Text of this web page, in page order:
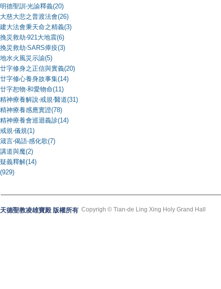
明德聖訓‧光諭釋義(20)
大慈大悲之普渡法會(26)
建大法會秉天命之精義(3)
挽災救劫‧921大地震(6)
挽災救劫‧SARS瘴疫(3)
地水火風災示諭(5)
廿字修身之正信與實義(20)
廿字修心養身故事集(14)
廿字恕物‧和愛物命(11)
精神療養解說‧戒規‧醫道(31)
精神療養感應實證(78)
精神療養會巡迴義診(14)
戒規‧儀規(1)
箴言‧偈語‧感化歌(7)
講道與魔(2)
疑義釋解(14)
(929)
天德聖教凌雄寶殿 版權所有 Copyrigh © Tian-de Ling Xing Holy Grand Hall